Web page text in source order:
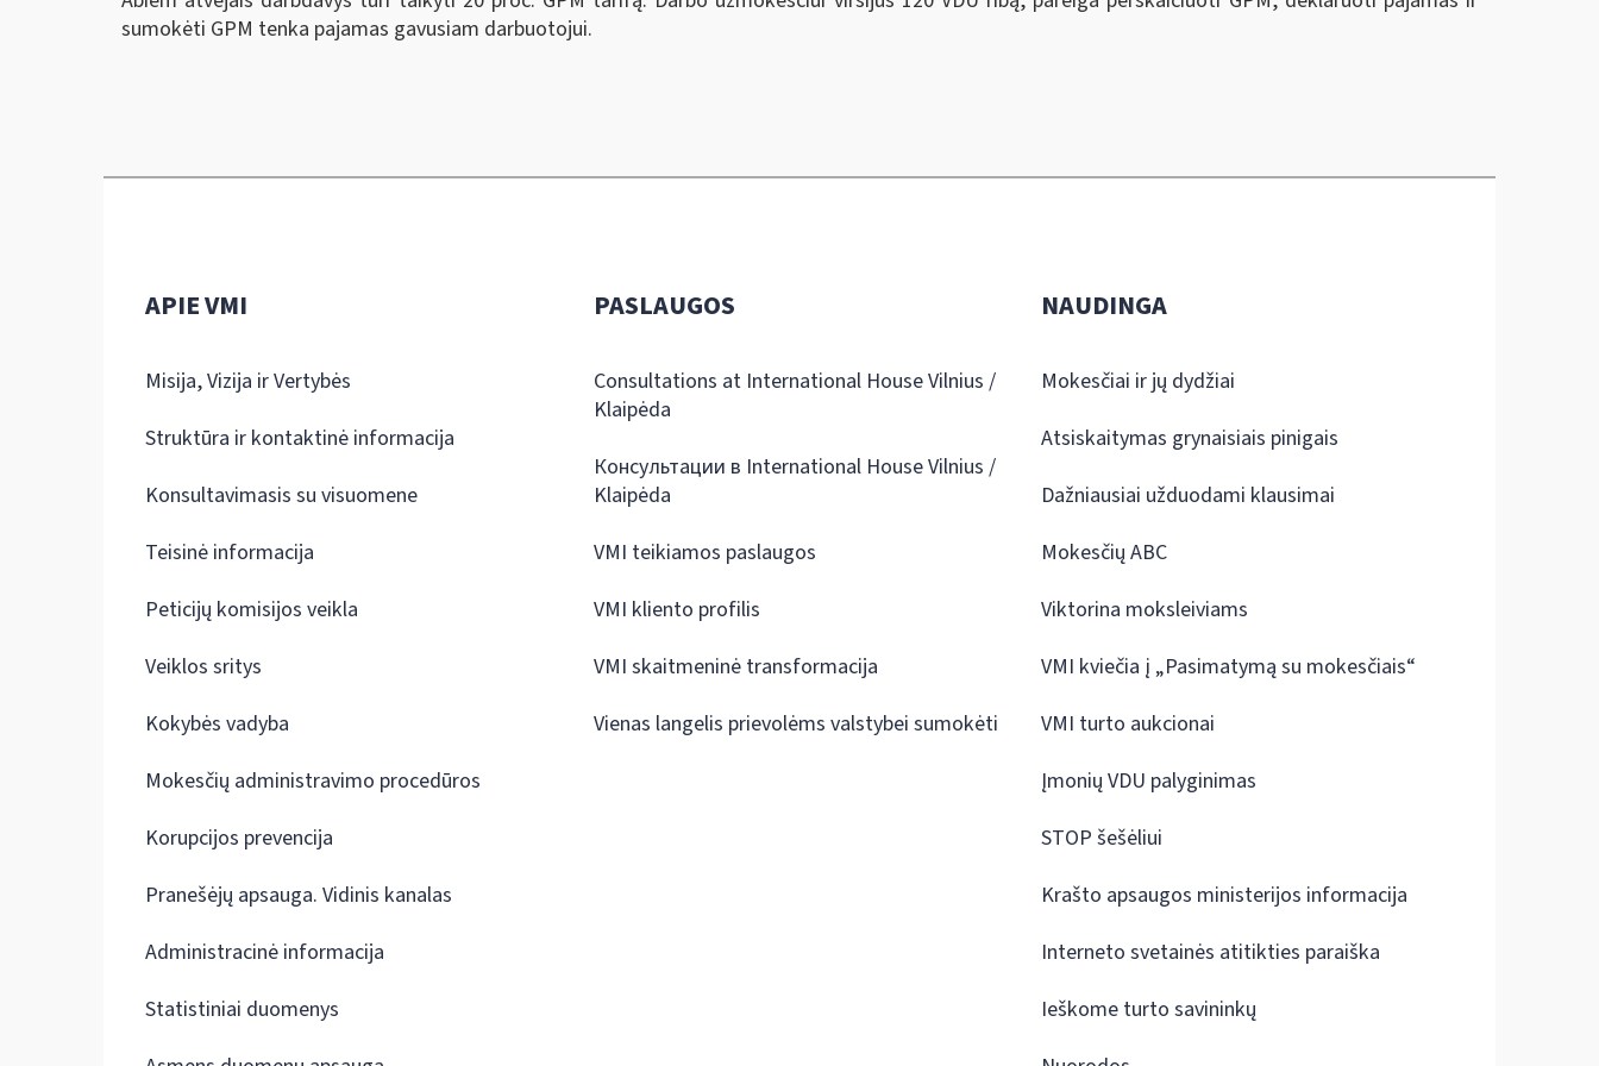
sumokėti GPM tenka pajamas gavusiam darbuotojui.
APIE VMI
Misija, Vizija ir Vertybės
Struktūra ir kontaktinė informacija
Konsultavimasis su visuomene
Teisinė informacija
Peticijų komisijos veikla
Veiklos sritys
Kokybės vadyba
Mokesčių administravimo procedūros
Korupcijos prevencija
Pranešėjų apsauga. Vidinis kanalas
Administracinė informacija
Statistiniai duomenys
PASLAUGOS
Consultations at International House Vilnius /
Klaipėda
Консультации в International House Vilnius /
Klaipėda
VMI teikiamos paslaugos
VMI kliento profilis
VMI skaitmeninė transformacija
Vienas langelis prievolėms valstybei sumokėti
NAUDINGA
Mokesčiai ir jų dydžiai
Atsiskaitymas grynaisiais pinigais
Dažniausiai užduodami klausimai
Mokesčių ABC
Viktorina moksleiviams
VMI kviečia į „Pasimatymą su mokesčiais“
VMI turto aukcionai
Įmonių VDU palyginimas
STOP šešėliui
Krašto apsaugos ministerijos informacija
Interneto svetainės atitikties paraiška
Ieškome turto savininkų